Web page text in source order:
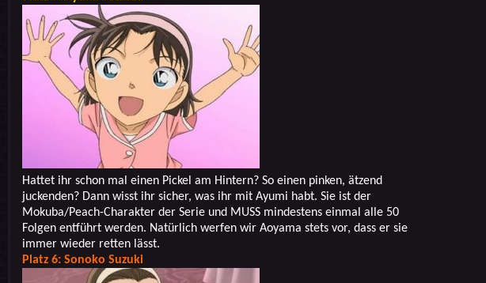
Hattet ihr schon mal einen Pickel am Hintern? So einen pinken, ätzend
juckenden? Dann wisst ihr sicher, was ihr mit Ayumi habt. Sie ist der
Mokuba/Peach-Charakter der Serie und MUSS mindestens einmal alle 50
Folgen entführt werden. Natürlich werfen wir Aoyama stets vor, dass er sie
immer wieder retten lässt.
Platz 6: Sonoko Suzuki